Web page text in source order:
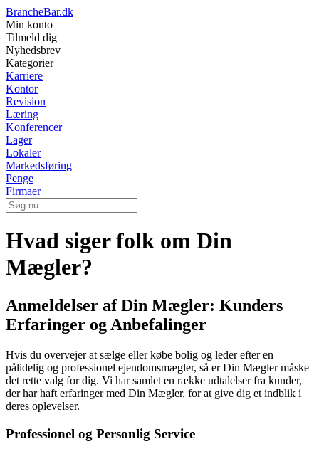
BrancheBar.dk
Min konto
Tilmeld dig
Nyhedsbrev
Kategorier
Karriere
Kontor
Revision
Læring
Konferencer
Lager
Lokaler
Markedsføring
Penge
Firmaer
Hvad siger folk om Din
Mægler?
Anmeldelser af Din Mægler: Kunders
Erfaringer og Anbefalinger
Hvis du overvejer at sælge eller købe bolig og leder efter en
pålidelig og professionel ejendomsmægler, så er Din Mægler måske
det rette valg for dig. Vi har samlet en række udtalelser fra kunder,
der har haft erfaringer med Din Mægler, for at give dig et indblik i
deres oplevelser.
Professionel og Personlig Service